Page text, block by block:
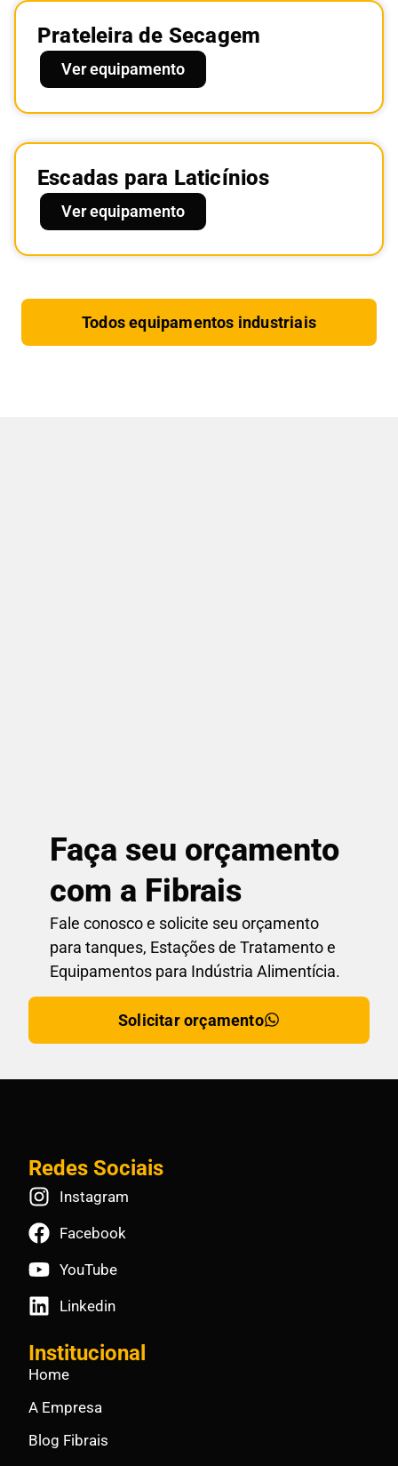
Prateleira de Secagem
Ver equipamento
Escadas para Laticínios
Ver equipamento
Todos equipamentos industriais
Faça seu orçamento
com a Fibrais
Fale conosco e solicite seu orçamento
para tanques, Estações de Tratamento e
Equipamentos para Indústria Alimentícia.
Solicitar orçamento
Redes Sociais
Instagram
Facebook
YouTube
Linkedin
Institucional
Home
A Empresa
Blog Fibrais